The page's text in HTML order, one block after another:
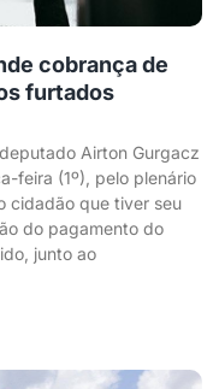
cobrança de
furtados
Airton Gurgacz
feira (1º), pelo plenário
cidadão que tiver seu
do pagamento do
junto ao